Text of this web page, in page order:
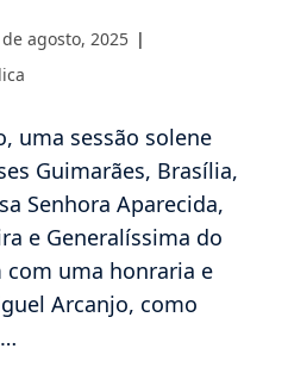
agosto, 2025
uma sessão solene
Guimarães, Brasília,
Senhora Aparecida,
e Generalíssima do
uma honraria e
Arcanjo, como